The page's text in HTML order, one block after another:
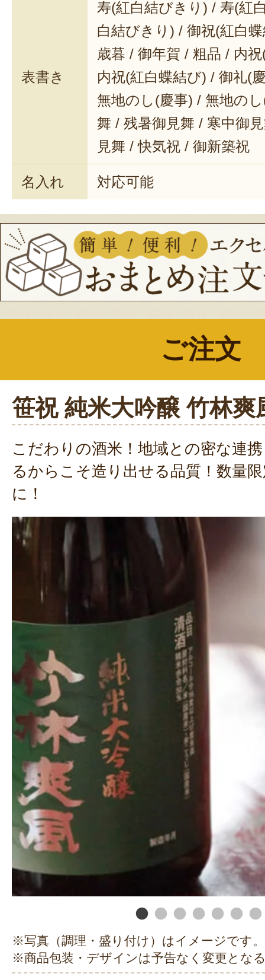
表書き
寿(紅白結びきり) / 寿(紅
白結びきり) / 御祝(紅白
歳暮 / 御年賀 / 粗品 / 内
内祝(紅白蝶結び) / 御礼(
無地のし(慶事) / 無地の
舞 / 残暑御見舞 / 寒中御
見舞 / 快気祝 / 御新築祝
名入れ 対応可能
ご注文
笹祝 純米大吟醸 竹林爽
こだわりの酒米！地域との密な連
るからこそ造り出せる品質！数量
に！
※写真（調理・盛り付け）はイメージです。
※商品包装・デザインは予告なく変更とな